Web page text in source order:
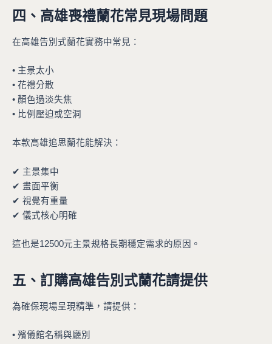
四、高雄喪禮蘭花常見現場問題
在高雄告別式蘭花實務中常見：
• 主景太小
• 花禮分散
• 顏色過淡失焦
• 比例壓迫或空洞
本款高雄追思蘭花能解決：
✔ 主景集中
✔ 畫面平衡
✔ 視覺有重量
✔ 儀式核心明確
這也是12500元主景規格長期穩定需求的原因。
五、訂購高雄告別式蘭花請提供
為確保現場呈現精準，請提供：
• 殯儀館名稱與廳別